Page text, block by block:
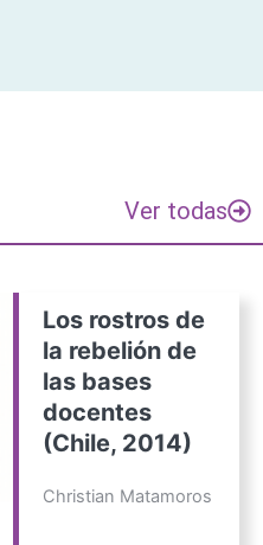
Ver todas
Los rostros de
la rebelión de
las bases
docentes
(Chile, 2014)
Christian Matamoros